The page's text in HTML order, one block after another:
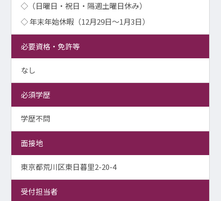
◇（日曜日・祝日・隔週土曜日休み）
◇ 年末年始休暇（12月29日～1月3日）
必要資格・免許等
なし
必須学歴
学歴不問
面接地
東京都荒川区東日暮里2-20-4
受付担当者